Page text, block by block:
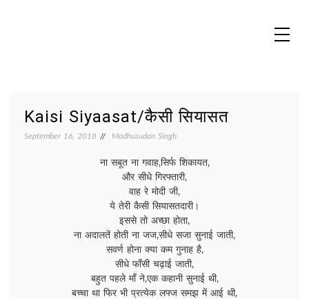
Kaisi Siyaasat/कैसी सियासत
September 16, 2018 Madhusudan Singh
ना सबूत ना गवाह,सिर्फ शिकायत,
और सीधे गिरफ्तारी,
वाह रे मोदी जी,
ये तेरी कैसी सियासतदारी।
इससे तो अच्छा होता,
ना अदालतें होती ना जज,सीधे सजा सुनाई जाती,
सवर्ण होना क्या कम गुनाह है,
सीधे फाँसी चढ़ाई जाती,
बहुत पहले माँ ने,एक कहानी सुनाई थी,
बच्चा था फिर भी प्रत्येक लफ्ज समझ में आई थी,